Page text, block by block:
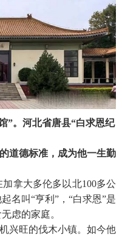
”。河北省唐县“白求恩纪
道德标准，成为他一生勤
拿大多伦多以北100多公
名叫“亨利”，“白求恩”是
无虑的家庭。
兴旺的伐木小镇。如今他